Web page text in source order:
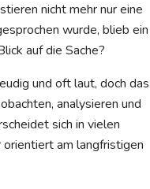
nicht mehr nur eine
wurde, blieb ein
auf die Sache?
und oft laut, doch das
analysieren und
sich in vielen
am langfristigen